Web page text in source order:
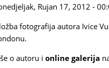
Rujan 17, 2012 -
fotografija autora Ivice
o autoru i online galerija